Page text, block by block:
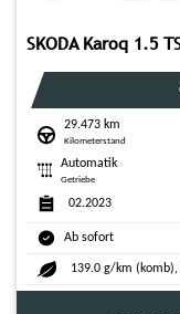
29.473 km
Kilometerstand
Automatik
Getriebe
02.2023
Ab sofort
139.0 g/km (komb),